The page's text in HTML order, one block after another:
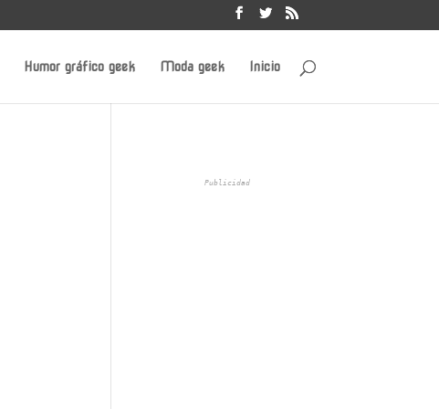
Humor gráfico geek Moda geek Inicio
Publicidad